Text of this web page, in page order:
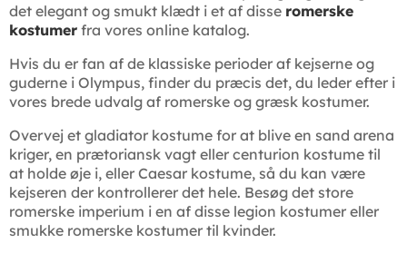
det elegant og smukt klædt i et af disse romerske
kostumer fra vores online katalog.
Hvis du er fan af de klassiske perioder af kejserne og
guderne i Olympus, finder du præcis det, du leder efter i
vores brede udvalg af romerske og græsk kostumer.
Overvej et gladiator kostume for at blive en sand arena
kriger, en prætoriansk vagt eller centurion kostume til
at holde øje i, eller Caesar kostume, så du kan være
kejseren der kontrollerer det hele. Besøg det store
romerske imperium i en af disse legion kostumer eller
smukke romerske kostumer til kvinder.